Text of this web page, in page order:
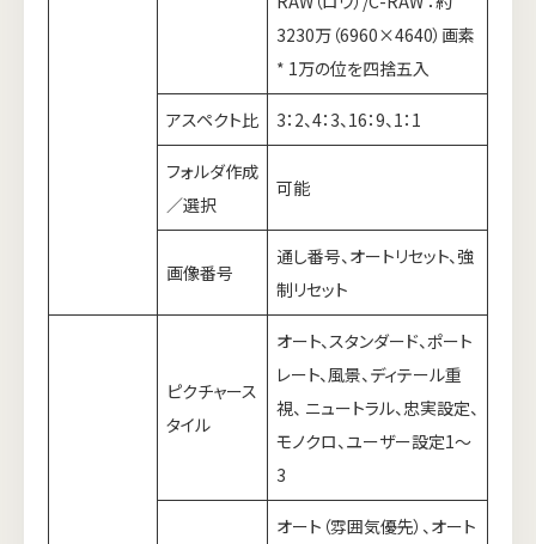
3230万（6960×4640）画素
* 1万の位を四捨五入
アスペクト比 3：2、4：3、16：9、1：1
フォルダ作成
／選択
可能
画像番号
通し番号、オートリセット、強
制リセット
ピクチャース
タイル
オート、スタンダード、ポート
レート、風景、ディテール重
視、 ニュートラル、忠実設定、
モノクロ、ユーザー設定1～
3
オート（雰囲気優先）、オート